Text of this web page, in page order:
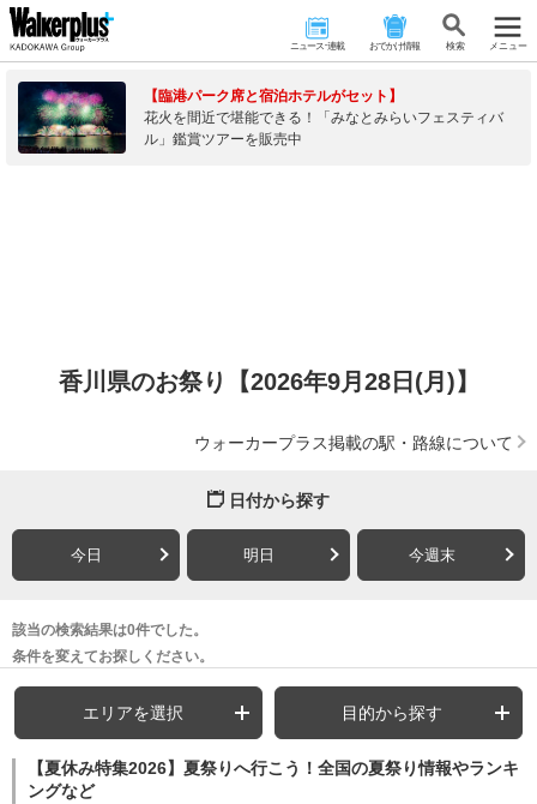
ニュース･連載 おでかけ情報 検 索 メニュー
【臨港パーク席と宿泊ホテルがセット】
花火を間近で堪能できる！「みなとみらいフェスティバ
ル」鑑賞ツアーを販売中
香川県のお祭り【2026年9月28日(月)】
ウォーカープラス掲載の駅・路線について
日付から探す
今日 明日 今週末
該当の検索結果は0件でした。
条件を変えてお探しください。
エリアを選択 目的から探す
【夏休み特集2026】夏祭りへ行こう！全国の夏祭り情報やランキ
ングなど